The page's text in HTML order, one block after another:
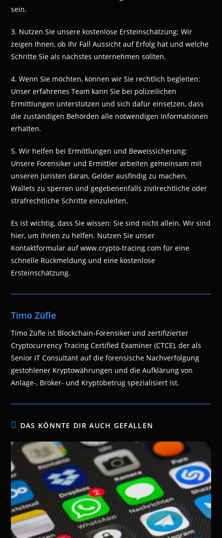
sein.
3. Nutzen Sie unsere kostenlose Ersteinschätzung: Wir
zeigen Ihnen, ob Ihr Fall Aussicht auf Erfolg hat und welche
Schritte Sie als nächstes unternehmen sollten.
4. Wenn Sie möchten, können wir Sie rechtlich begleiten:
Unser erfahrenes Team kann Sie bei polizeilichen
Ermittlungen unterstützen und sich dafür einsetzen, dass
die zuständigen Behörden alle notwendigen Informationen
erhalten.
5. Wir helfen bei Ermittlungen und Beweissicherung:
Unsere Forensiker und Ermittler arbeiten gemeinsam mit
unseren Juristen daran, Gelder ausfindig zu machen,
Wallets zu sperren und gegebenenfalls zivilrechtliche oder
strafrechtliche Schritte einzuleiten.
Es ist wichtig, dass Sie wissen: Sie sind nicht allein. Wir sind
hier, um Ihnen zu helfen. Nutzen Sie unser
Kontaktformular auf www.crypto-tracing.com für eine
schnelle Rückmeldung und eine kostenlose
Ersteinschätzung.
Timo Züfle
Timo Züfle ist Blockchain-Forensiker und zertifizierter
Cryptocurrency Tracing Certified Examiner (CTCE), der als
Senior IT Consultant auf die forensische Nachverfolgung
gestohlener Kryptowährungen und die Aufklärung von
Anlage-, Broker- und Kryptobetrug spezialisiert ist.
DAS KÖNNTE DIR AUCH GEFALLEN